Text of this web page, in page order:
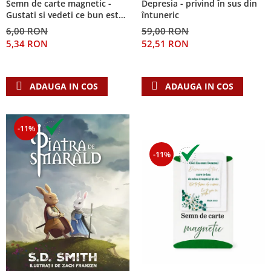
Despre afaceri
Dezvoltare personala
Leadership
Mediu
Semn de carte magnetic -
Gustati si vedeti ce bun este
Domnul!
6,00 RON
5,34 RON
ADAUGA IN COS
Depresia - privind în sus din
întuneric
59,00 RON
52,51 RON
ADAUGA IN COS
-11%
-11%